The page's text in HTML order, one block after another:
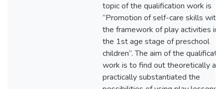
topic of the qualification work is
“Promotion of self-care skills
the framework of play activities in
the 1st age stage of preschool
children”. The aim of the
work is to find out theoretically
practically substantiated the